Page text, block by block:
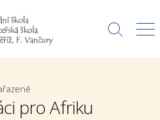
Search
pro Afriku